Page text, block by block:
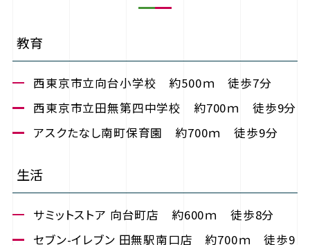
教育
西東京市立向台小学校 約500ｍ 徒歩7分
西東京市立田無第四中学校 約700ｍ 徒歩9分
アスクたなし南町保育園 約700ｍ 徒歩9分
生活
サミットストア 向台町店 約600ｍ 徒歩8分
セブン-イレブン 田無駅南口店 約700ｍ 徒歩9